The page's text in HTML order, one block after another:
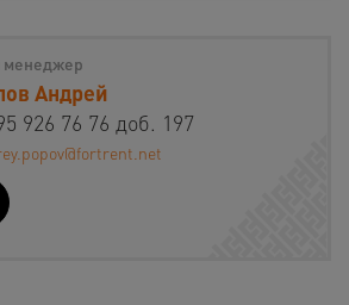
Андрей
926 76 76 доб. 197